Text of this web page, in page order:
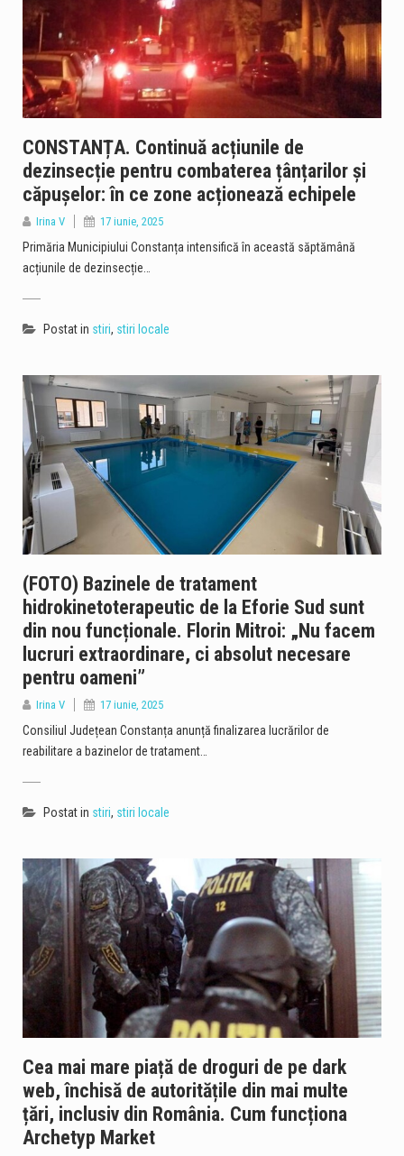
CONSTANȚA. Continuă acțiunile de
dezinsecție pentru combaterea țânțarilor și
căpușelor: în ce zone acționează echipele
Irina V 17 iunie, 2025
Primăria Municipiului Constanța intensifică în această săptămână
acțiunile de dezinsecție…
Postat in stiri, stiri locale
(FOTO) Bazinele de tratament
hidrokinetoterapeutic de la Eforie Sud sunt
din nou funcționale. Florin Mitroi: „Nu facem
lucruri extraordinare, ci absolut necesare
pentru oameni”
Irina V 17 iunie, 2025
Consiliul Județean Constanța anunță finalizarea lucrărilor de
reabilitare a bazinelor de tratament…
Postat in stiri, stiri locale
Cea mai mare piață de droguri de pe dark
web, închisă de autoritățile din mai multe
țări, inclusiv din România. Cum funcționa
Archetyp Market